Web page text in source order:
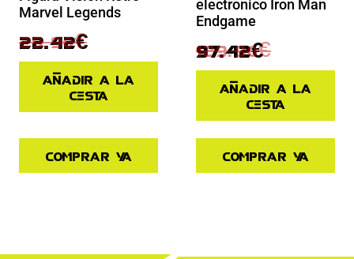
Marvel Legends
29.90€
22.42€
Añadir a la
cesta
Comprar ya
electronico Iron Man
Endgame
129.90€
97.42€
Añadir a la
cesta
Comprar ya